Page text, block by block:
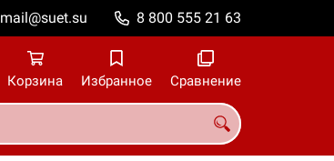
8 800 555 21 63
mail@suet.su
Корзина Избранное Сравнение